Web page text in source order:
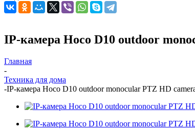
IP-камера Hoco D10 outdoor
Главная
-
Техника для дома
-IP-камера Hoco D10 outdoor monocular PTZ HD